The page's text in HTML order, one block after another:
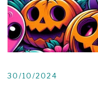
30/10/2024